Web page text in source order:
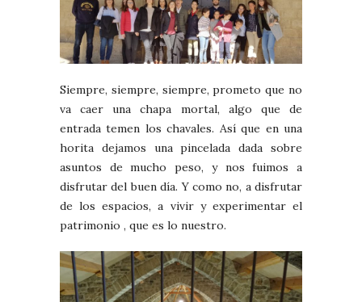
Siempre, siempre, siempre, prometo que no
va caer una chapa mortal, algo que de
entrada temen los chavales. Así que en una
horita dejamos una pincelada dada sobre
asuntos de mucho peso, y nos fuimos a
disfrutar del buen día. Y como no, a disfrutar
de los espacios, a vivir y experimentar el
patrimonio , que es lo nuestro.